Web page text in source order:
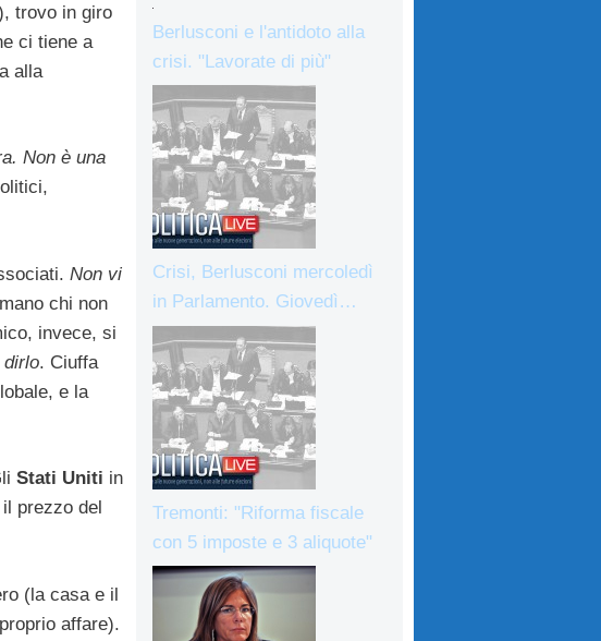
trovo in giro
ci tiene a
alla
Non è una
Non vi
chi non
invece, si
dirlo. Ciuffa
e la
Stati Uniti in
prezzo del
(la casa e il
affare).
Berlusconi e l'antidoto alla
crisi. "Lavorate di più"
Crisi, Berlusconi mercoledì
in Parlamento. Giovedì…
Tremonti: "Riforma fiscale
con 5 imposte e 3 aliquote"